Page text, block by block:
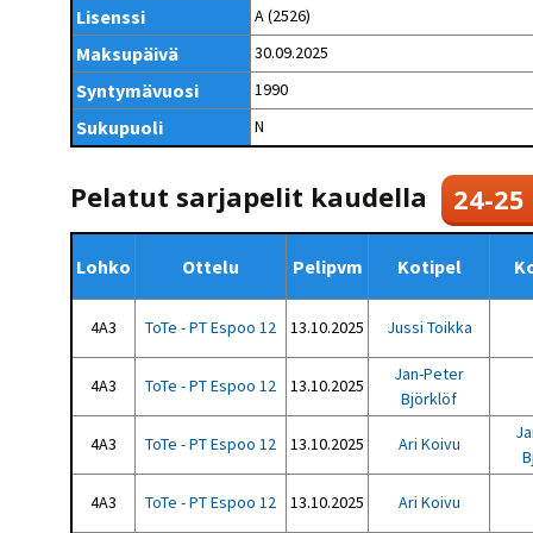
Valiokunnat
Strategia 2025-2030
Vastuullisuus
Ilmoita epäasiallisesta
käytöksestä
Hallintosääntö
NETU in English
ohjeet
Rating-artikkelit
Rating-manuaali
Julkaistut Rating-listat
Päivärating
6-divisioona
Sarjatiedotteet
Pelipaikat ja
joukkueiden
yhteyshenkilöt
Seurasiirrot
Kisajärjestäjien
Lisenssi A (2526)
Maksupäivä 30.09.2025
Syntymävuosi 1990
Sukupuoli N
Pelatut sarjapelit kaudella 24-25
Lohko Ottelu Pelipvm Kotipel
4A3 ToTe - PT Espoo 12 13.10.2025 Jussi Toikka
4A3 ToTe - PT Espoo 12 13.10.2025
Jan-Peter
Björklöf
4A3 ToTe - PT Espoo 12 13.10.2025 Ari Koivu
4A3 ToTe - PT Espoo 12 13.10.2025 Ari Koivu